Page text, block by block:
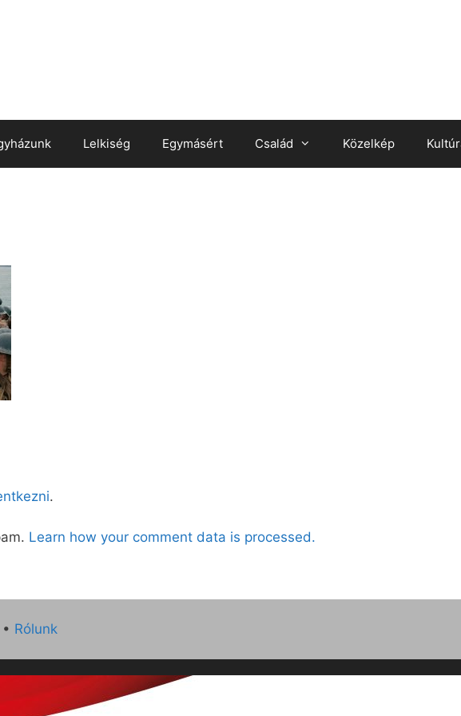
Lelkiség Egymásért Család Közelkép
.
Learn how your comment data is processed.
• Rólunk